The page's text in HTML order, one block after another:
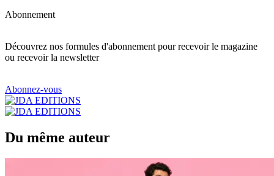
Abonnement
Découvrez nos formules d'abonnement pour recevoir le magazine
ou recevoir la newsletter
Abonnez-vous
Du même auteur